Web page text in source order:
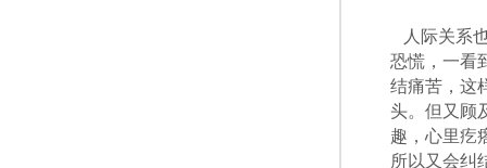
人际关系
恐慌，一看
结痛苦，这
头。但又顾
趣，心里疙
所以又会纠